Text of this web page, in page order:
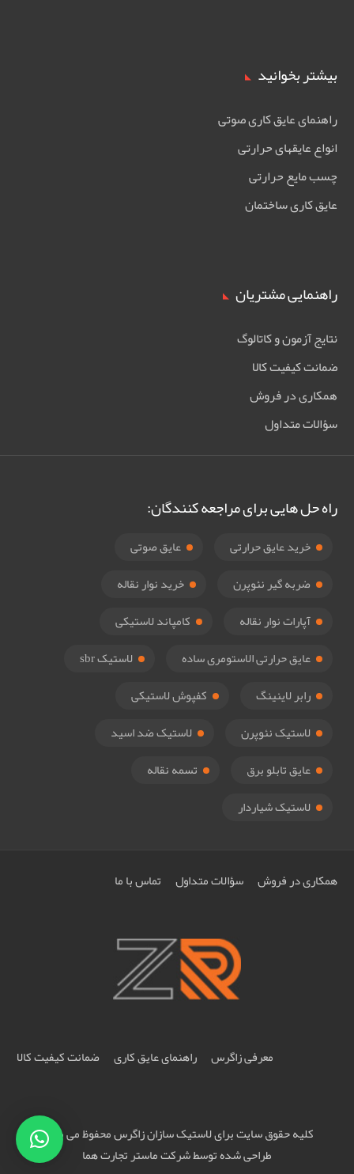
بیشتر بخوانید
راهنمای عایق کاری صوتی
انواع عایقهای حرارتی
چسب مایع حرارتی
عایق کاری ساختمان
راهنمایی مشتریان
نتایج آزمون و کاتالوگ
ضمانت کیفیت کالا
همکاری در فروش
سؤالات متداول
راه حل هایی برای مراجعه کنندگان:
خرید عایق حرارتی
عایق صوتی
ضربه گیر نئوپرن
خرید نوار نقاله
آپارات نوار نقاله
کامپاند لاستیکی
عایق حرارتی الاستومری ساده
لاستیک sbr
رابر لاینینگ
کفپوش لاستیکی
لاستیک نئوپرن
لاستیک ضد اسید
عایق تابلو برق
تسمه نقاله
لاستیک شیاردار
همکاری در فروش سؤالات متداول تماس با ما
معرفی زاگرس راهنمای عایق کاری ضمانت کیفیت کالا
کلیه حقوق سایت برای لاستیک سازان زاگرس محفوظ می باشد
طراحی شده توسط شرکتماستر تجارت هما